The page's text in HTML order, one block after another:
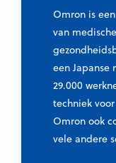
Omron is
van
een
29.000
techniek
Omron ook
vele andere